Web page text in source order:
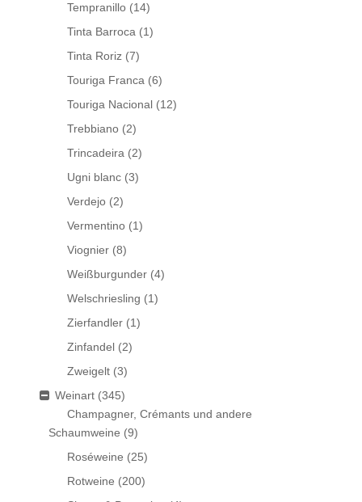
Tempranillo (14)
Tinta Barroca (1)
Tinta Roriz (7)
Touriga Franca (6)
Touriga Nacional (12)
Trebbiano (2)
Trincadeira (2)
Ugni blanc (3)
Verdejo (2)
Vermentino (1)
Viognier (8)
Weißburgunder (4)
Welschriesling (1)
Zierfandler (1)
Zinfandel (2)
Zweigelt (3)
Weinart (345)
Champagner, Crémants und andere
Schaumweine (9)
Roséweine (25)
Rotweine (200)